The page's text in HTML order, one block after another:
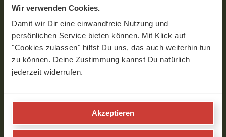
Wir verwenden Cookies.
Damit wir Dir eine einwandfreie Nutzung und
persönlichen Service bieten können. Mit Klick auf
"Cookies zulassen" hilfst Du uns, das auch weiterhin tun
zu können. Deine Zustimmung kannst Du natürlich
jederzeit widerrufen.
Akzeptieren
Alle anderen Termine von Nancy findest Du auf ihrer
normalen Homapage über den Link unten.